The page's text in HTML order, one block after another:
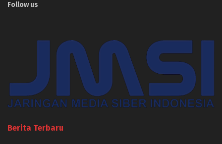
Follow us
Berita Terbaru